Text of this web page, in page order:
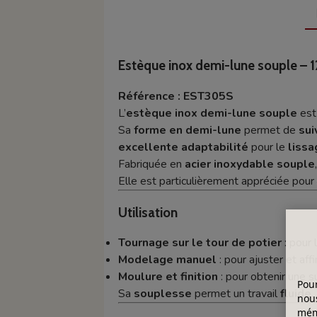
Estèque inox demi-lune souple –
Référence : EST305S
L’estèque inox demi-lune souple
Sa forme en demi-lune permet de
excellente adaptabilité pour le
Fabriquée en acier inoxydable souple
Elle est particulièrement appréciée pour
Utilisation
Tournage sur le tour de potier: pour
Modelage manuel : pour ajuster et
Moulure et finition : pour obtenir une
Sa souplesse permet un travailfluide,